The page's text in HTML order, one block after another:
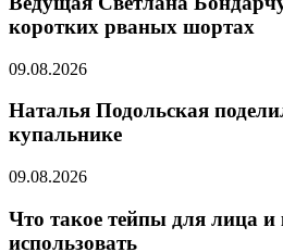
коротких рваных шортах
09.08.2026
Наталья Подольская
купальнике
09.08.2026
Что такое тейпы для лица
использовать